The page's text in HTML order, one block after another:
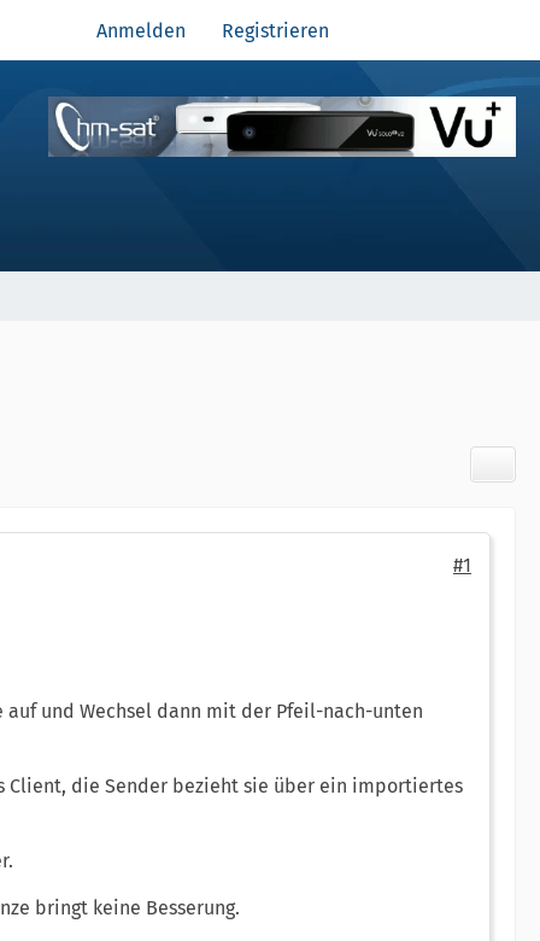
Anmelden Registrieren
#1
und Wechsel dann mit der Pfeil-nach-unten
Client, die Sender bezieht sie über ein importiertes
bringt keine Besserung.